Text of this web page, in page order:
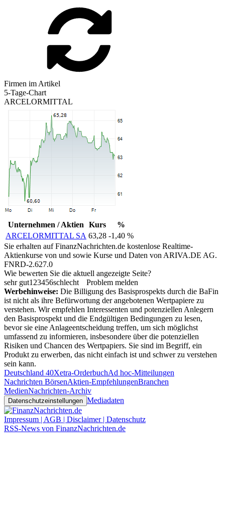
Firmen im Artikel
5-Tage-Chart
ARCELORMITTAL
Unternehmen / Aktien Kurs
%
ARCELORMITTAL SA 63,28 -1,40 %
Sie erhalten auf FinanzNachrichten.de kostenlose Realtime-
Aktienkurse von und sowie Kurse und Daten von ARIVA.DE AG.
FNRD-2.627.0
Wie bewerten Sie die aktuell angezeigte Seite?
sehr gut1 23456schlecht
Problem melden
Werbehinweise: Die Billigung des Basisprospekts durch die BaFin
ist nicht als ihre Befürwortung der angebotenen Wertpapiere zu
verstehen. Wir empfehlen Interessenten und potenziellen Anlegern
den Basisprospekt und die Endgültigen Bedingungen zu lesen,
bevor sie eine Anlageentscheidung treffen, um sich möglichst
umfassend zu informieren, insbesondere über die potenziellen
Risiken und Chancen des Wertpapiers. Sie sind im Begriff, ein
Produkt zu erwerben, das nicht einfach ist und schwer zu verstehen
sein kann.
Deutschland 40Xetra-OrderbuchAd hoc-Mitteilungen
Nachrichten BörsenAktien-EmpfehlungenBranchen
MedienNachrichten-Archiv
Datenschutzeinstellungen Mediadaten
Impressum | AGB | Disclaimer | Datenschutz
RSS-News von FinanzNachrichten.de